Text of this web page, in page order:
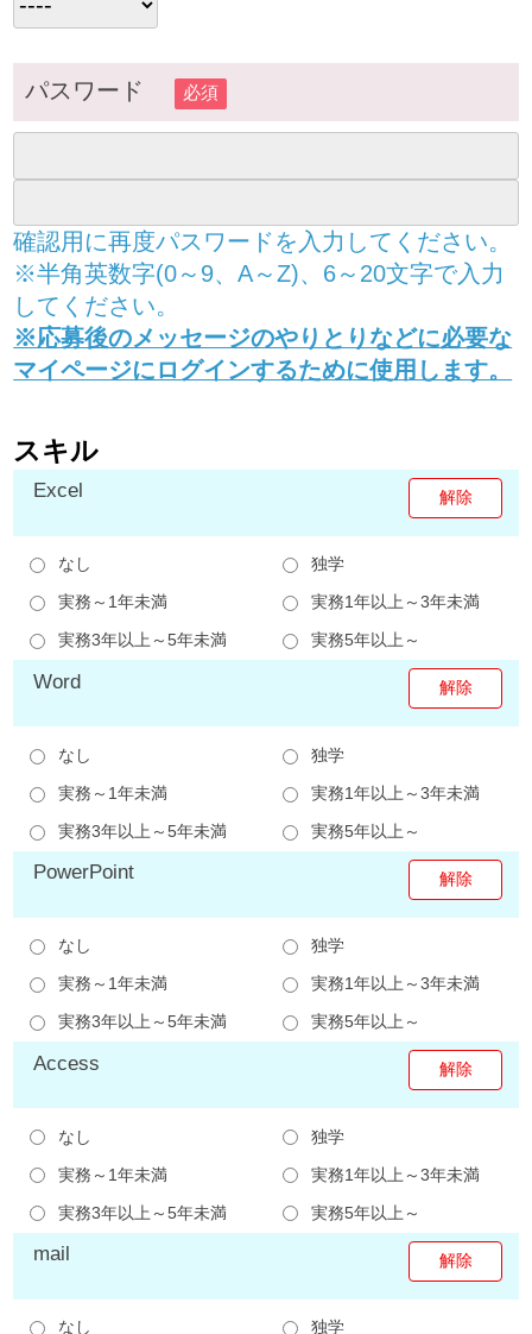
パスワード 必須
確認用に再度パスワードを入力してください。
※半角英数字(0～9、A～Z)、6～20文字で入力
してください。
※応募後のメッセージのやりとりなどに必要な
マイページにログインするために使用します。
スキル
Excel
なし
独学
実務～1年未満
実務1年以上～3年未満
実務3年以上～5年未満
実務5年以上～
Word
なし
独学
実務～1年未満
実務1年以上～3年未満
実務3年以上～5年未満
実務5年以上～
PowerPoint
なし
独学
実務～1年未満
実務1年以上～3年未満
実務3年以上～5年未満
実務5年以上～
Access
なし
独学
実務～1年未満
実務1年以上～3年未満
実務3年以上～5年未満
実務5年以上～
mail
なし 独学